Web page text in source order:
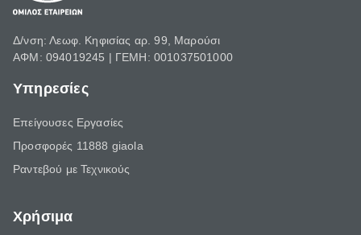
Δ/νση: Λεωφ. Κηφισίας αρ. 99, Μαρούσι
ΑΦΜ: 094019245 | ΓΕΜΗ: 001037501000
Υπηρεσίες
Επείγουσες Εργασίες
Προσφορές 11888 giaola
Ραντεβού με Τεχνικούς
Χρήσιμα